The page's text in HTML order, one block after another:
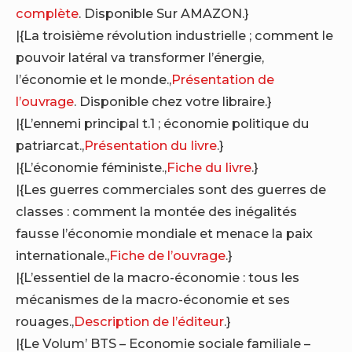
complète. Disponible Sur AMAZON.}
|{La troisième révolution industrielle ; comment le
pouvoir latéral va transformer l’énergie,
l’économie et le monde.,Présentation de
l’ouvrage. Disponible chez votre libraire.}
|{L’ennemi principal t.1 ; économie politique du
patriarcat.,Présentation du livre.}
|{L’économie féministe.,Fiche du livre.}
|{Les guerres commerciales sont des guerres de
classes : comment la montée des inégalités
fausse l’économie mondiale et menace la paix
internationale.,Fiche de l’ouvrage.}
|{L’essentiel de la macro-économie : tous les
mécanismes de la macro-économie et ses
rouages.,Description de l’éditeur.}
|{Le Volum’ BTS – Economie sociale familiale –